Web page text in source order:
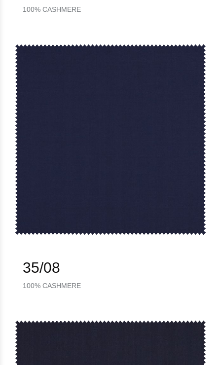
100% CASHMERE
35/08
100% CASHMERE